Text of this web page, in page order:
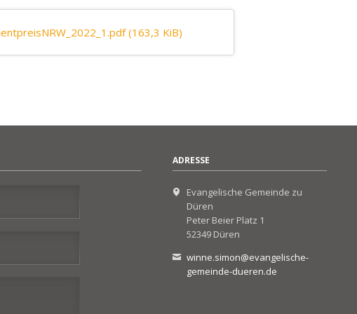
(163,3 KiB)
ADRESSE
Evangelische Gemeinde zu
Düren
Peter Beier Platz 1
52349 Düren
winne.simon@evangelische-
gemeinde-dueren.de